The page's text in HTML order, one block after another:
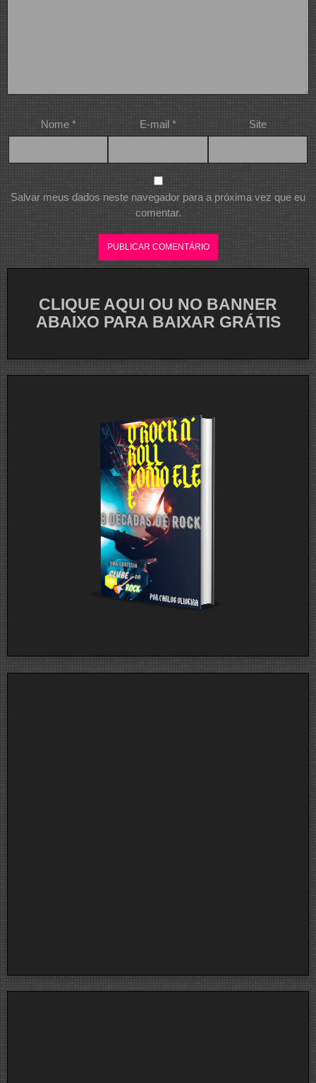
Nome * E-mail * Site
Salvar meus dados neste navegador para a próxima vez que eu
comentar.
CLIQUE AQUI OU NO BANNER
ABAIXO PARA BAIXAR GRÁTIS